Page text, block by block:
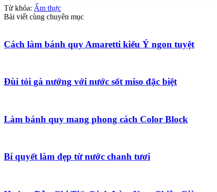
Từ khóa: Ẩm thực
Bài viết cùng chuyên mục
Cách làm bánh quy Amaretti kiểu Ý ngon tuyệt
Đùi tỏi gà nướng với nước sốt miso đặc biệt
Làm bánh quy mang phong cách Color Block
Bí quyết làm đẹp từ nước chanh tươi